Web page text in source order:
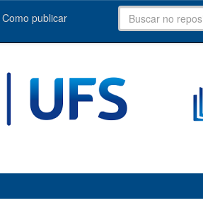
Como publicar